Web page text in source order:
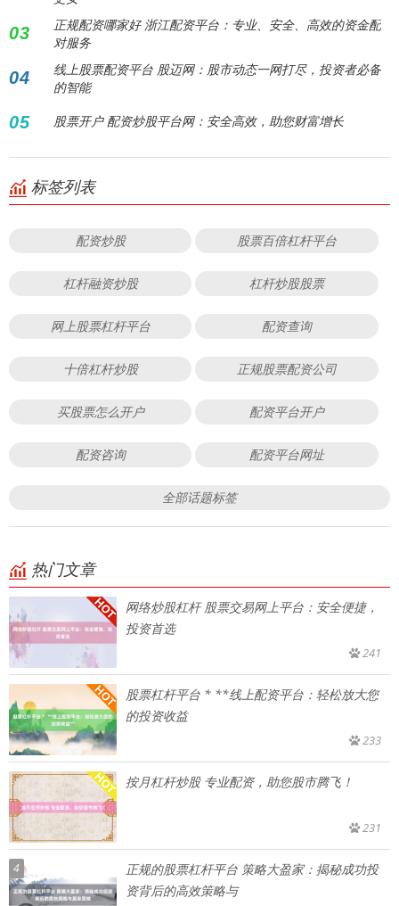
03
正规配资哪家好 浙江配资平台：专业、安全、高效的资金配
对服务
04
线上股票配资平台 股迈网：股市动态一网打尽，投资者必备
的智能
05 股票开户 配资炒股平台网：安全高效，助您财富增长
标签列表
配资炒股 股票百倍杠杆平台
杠杆融资炒股 杠杆炒股股票
网上股票杠杆平台 配资查询
十倍杠杆炒股 正规股票配资公司
买股票怎么开户 配资平台开户
配资咨询 配资平台网址
全部话题标签
热门文章
网络炒股杠杆 股票交易网上平台：安全便捷，
投资首选
241
股票杠杆平台 * **线上配资平台：轻松放大您
的投资收益
233
按月杠杆炒股 专业配资，助您股市腾飞！
231
4
正规的股票杠杆平台 策略大盈家：揭秘成功投
资背后的高效策略与